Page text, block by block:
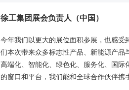
徐工集团展会负责人（中国）
今年我们以更大的展位面积参展，也感受
们本次带来众多标志性产品、新能源产
高端化、智能化、绿色化、服务化、国际
的窗口和平台，我们能和全球合作伙伴携